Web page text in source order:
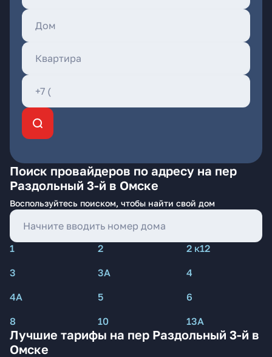
Поиск провайдеров по адресу на пер
Раздольный 3-й в Омске
Воспользуйтесь поиском, чтобы найти свой дом
1 2
2 к12
3
3А
4
4А
5
6
8
10 13А
Лучшие тарифы на пер Раздольный 3-й в
Омске